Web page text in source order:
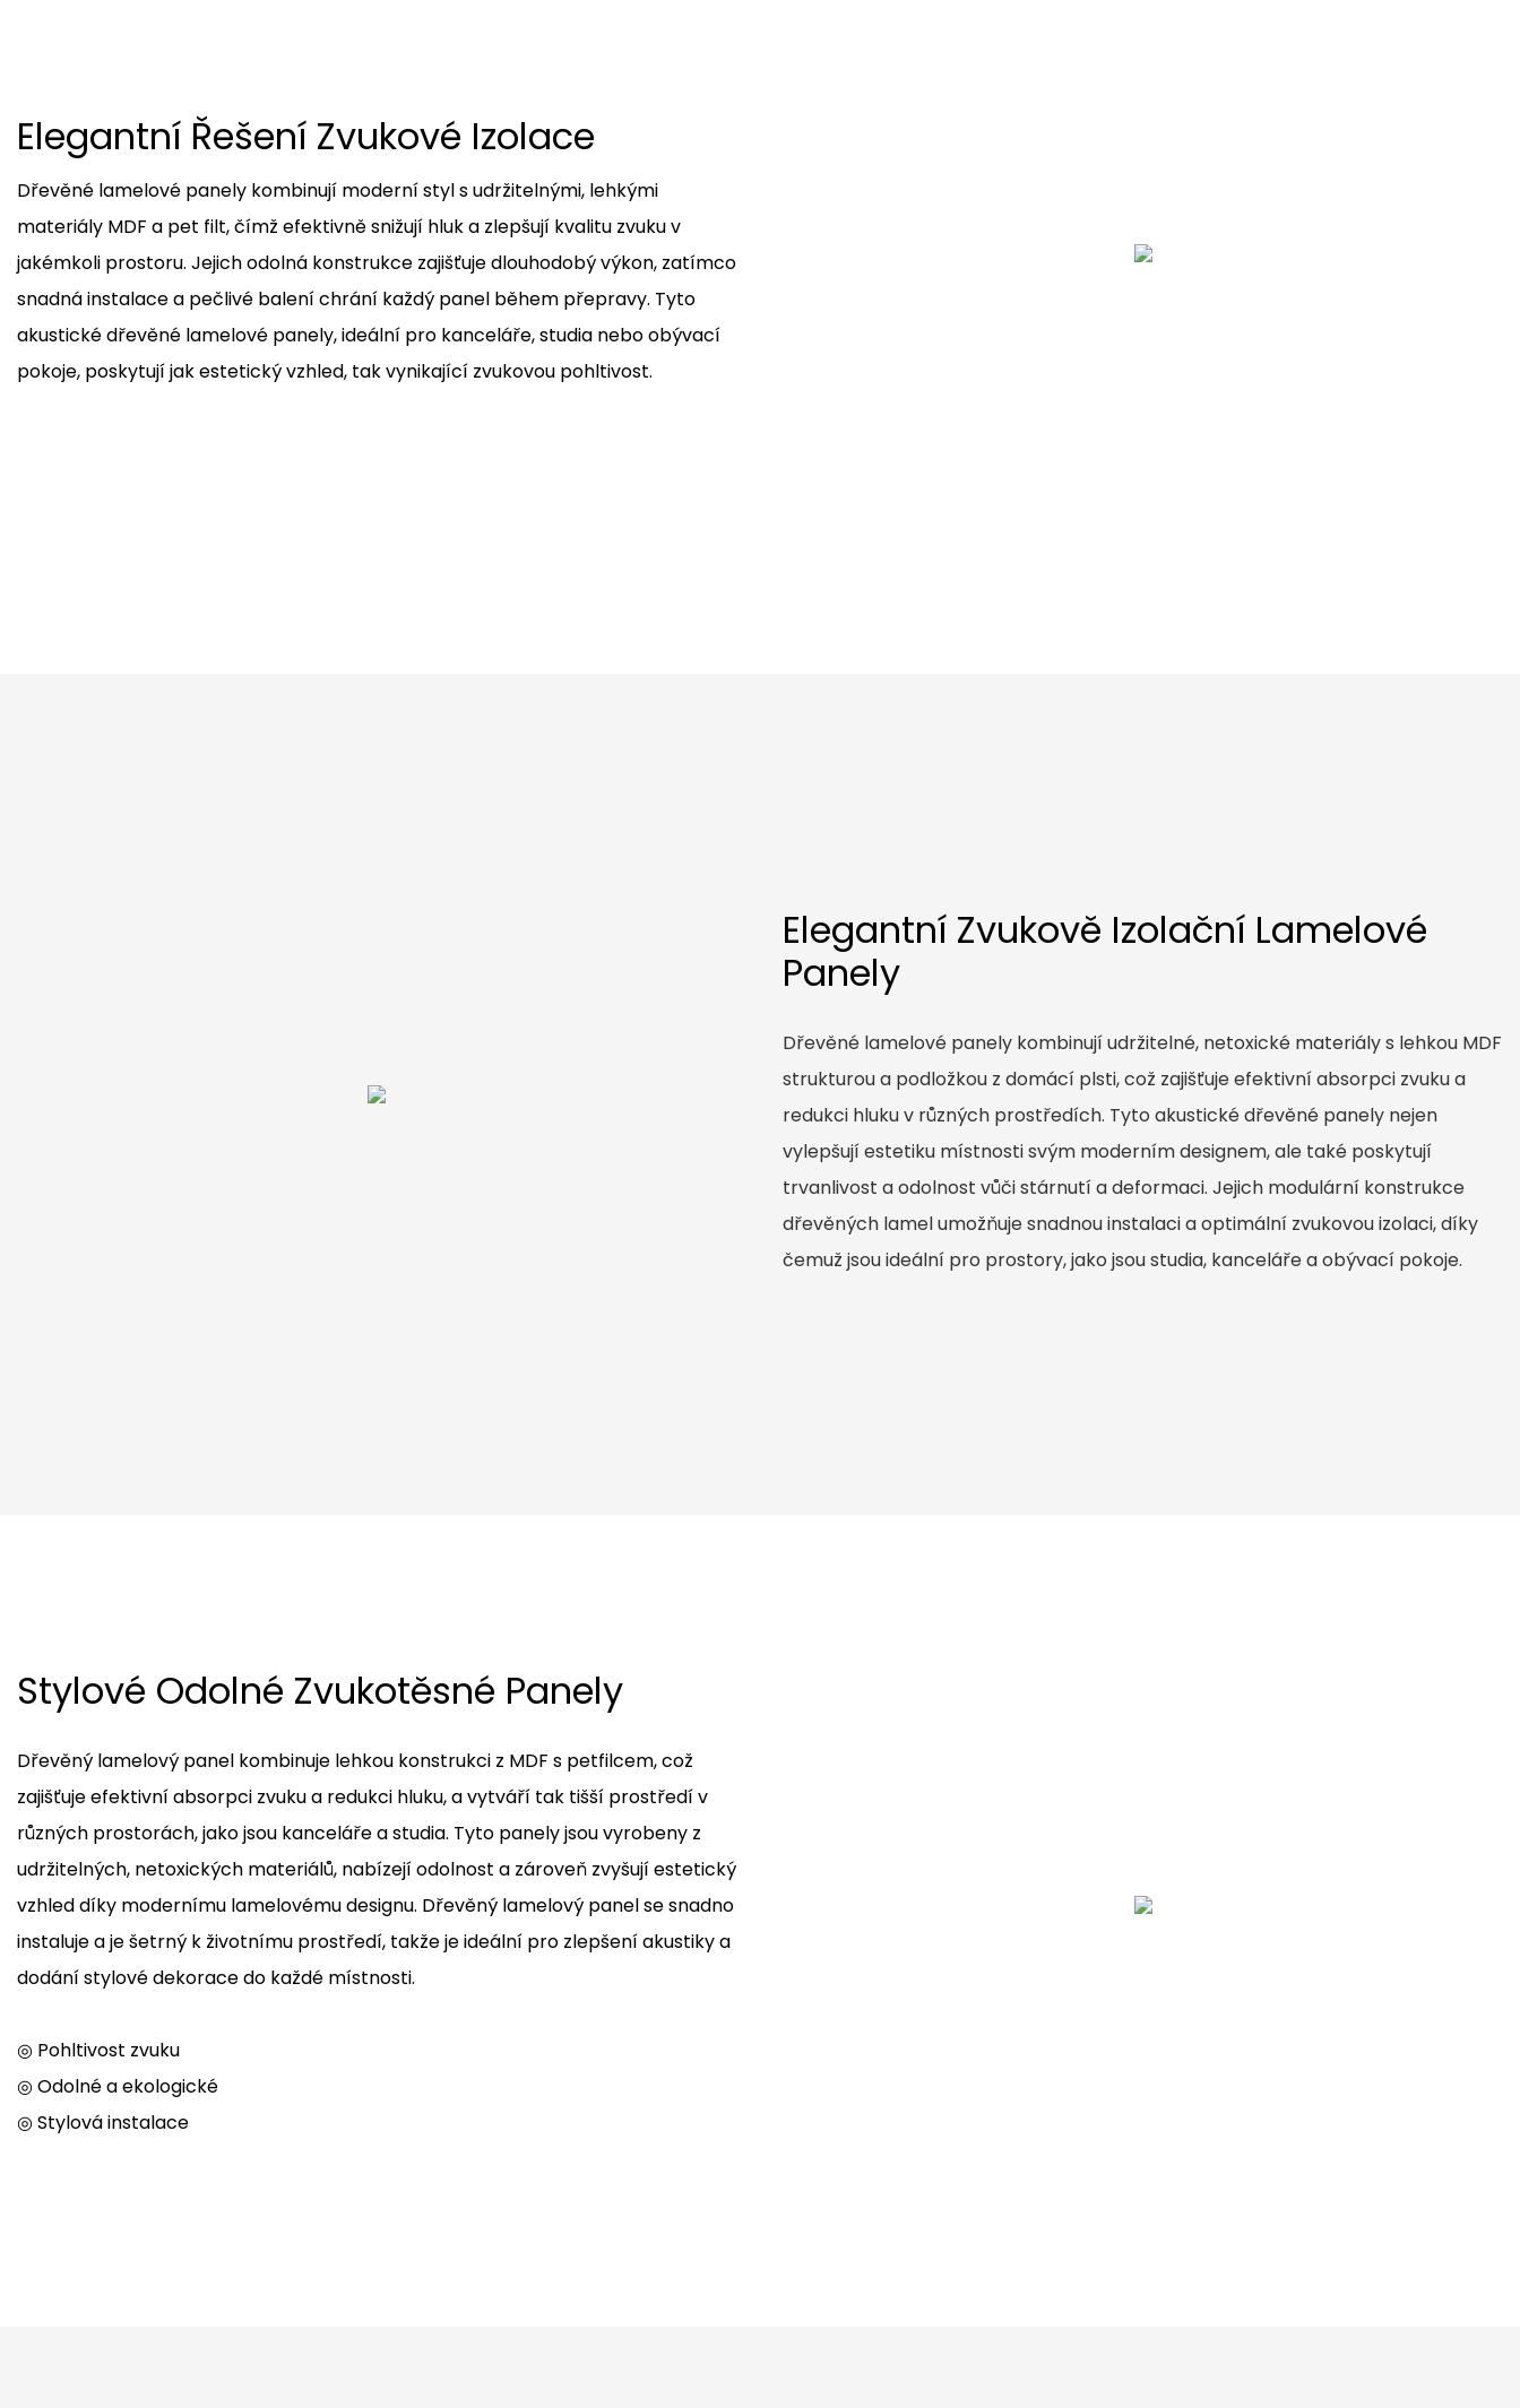
Elegantní Řešení Zvukové Izolace
Dřevěné lamelové panely kombinují moderní styl s udržitelnými, lehkými
materiály MDF a pet filt, čímž efektivně snižují hluk a zlepšují kvalitu zvuku v
jakémkoli prostoru. Jejich odolná konstrukce zajišťuje dlouhodobý výkon, zatímco
snadná instalace a pečlivé balení chrání každý panel během přepravy. Tyto
akustické dřevěné lamelové panely, ideální pro kanceláře, studia nebo obývací
pokoje, poskytují jak estetický vzhled, tak vynikající zvukovou pohltivost.
Elegantní Zvukově Izolační Lamelové
Panely
Dřevěné lamelové panely kombinují udržitelné, netoxické materiály s lehkou MDF
strukturou a podložkou z domácí plsti, což zajišťuje efektivní absorpci zvuku a
redukci hluku v různých prostředích. Tyto akustické dřevěné panely nejen
vylepšují estetiku místnosti svým moderním designem, ale také poskytují
trvanlivost a odolnost vůči stárnutí a deformaci. Jejich modulární konstrukce
dřevěných lamel umožňuje snadnou instalaci a optimální zvukovou izolaci, díky
čemuž jsou ideální pro prostory, jako jsou studia, kanceláře a obývací pokoje.
Stylové Odolné Zvukotěsné Panely
Dřevěný lamelový panel kombinuje lehkou konstrukci z MDF s petfilcem, což
zajišťuje efektivní absorpci zvuku a redukci hluku, a vytváří tak tišší prostředí v
různých prostorách, jako jsou kanceláře a studia. Tyto panely jsou vyrobeny z
udržitelných, netoxických materiálů, nabízejí odolnost a zároveň zvyšují estetický
vzhled díky modernímu lamelovému designu. Dřevěný lamelový panel se snadno
instaluje a je šetrný k životnímu prostředí, takže je ideální pro zlepšení akustiky a
dodání stylové dekorace do každé místnosti.
◎ Pohltivost zvuku
◎ Odolné a ekologické
◎ Stylová instalace